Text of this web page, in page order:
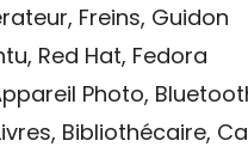
Freins, Guidon
Red Hat, Fedora
Photo,
Bibliothécaire,